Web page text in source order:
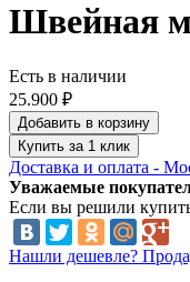
Швейная
Есть в наличии
25.900 ₽
Добавить в корзину
Купить за 1 клик
Доставка и оплата -
Уважаемые
Если вы решили купить
Нашли дешевле?